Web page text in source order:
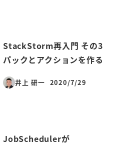
StackStorm再入門 その3
パックとアクションを作る
井上 研一
投稿日
2020/7/29
JobSchedulerが